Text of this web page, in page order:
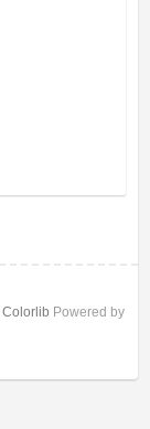
Colorlib Powered by